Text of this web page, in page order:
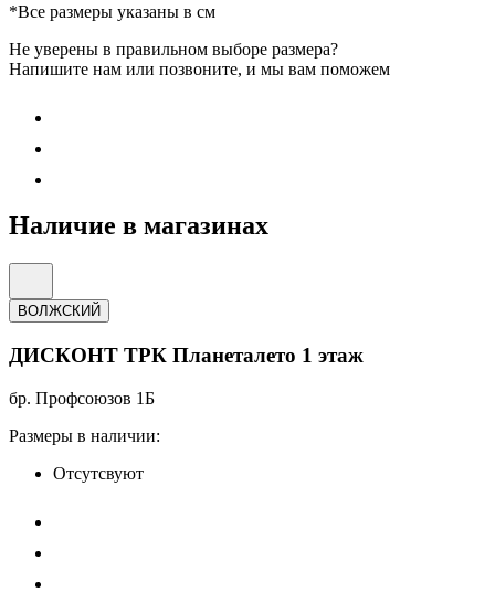
*Все размеры указаны в см
Не уверены в правильном выборе размера?
Напишите нам или позвоните, и мы вам поможем
Наличие в магазинах
ВОЛЖСКИЙ
ДИСКОНТ ТРК Планеталето 1 этаж
бр. Профсоюзов 1Б
Размеры в наличии:
Отсутсвуют